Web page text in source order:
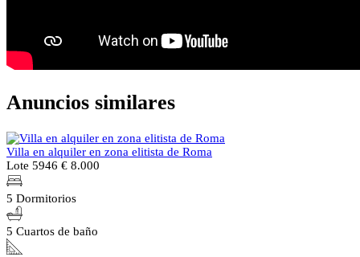
Anuncios similares
Villa en alquiler en zona elitista de Roma
Lote 5946 € 8.000
5 Dormitorios
5 Cuartos de baño